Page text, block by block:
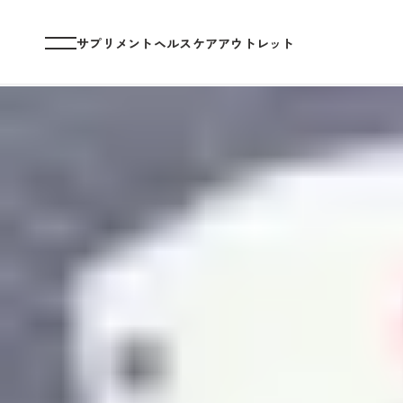
サプリメント ヘルスケアアウトレット